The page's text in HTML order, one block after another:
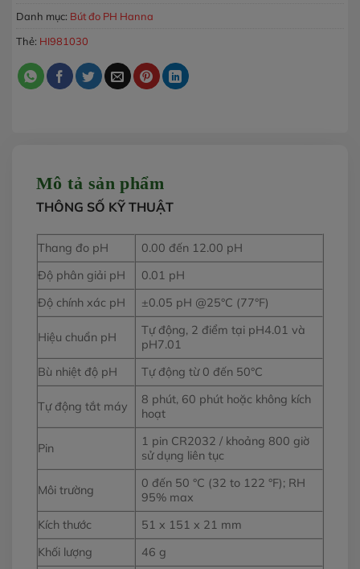
Danh mục: Bút đo PH Hanna
Thẻ: HI981030
Mô tả sản phẩm
THÔNG SỐ KỸ THUẬT
Thang đo pH
0.00 đến 12.00 pH
Độ phân giải pH
0.01 pH
Độ chính xác pH
±0.05 pH @25°C (77°F)
Hiệu chuẩn pH
Tự động, 2 điểm tại pH4.01 và
pH7.01
Bù nhiệt độ pH
Tự động từ 0 đến 50°C
Tự động tắt máy
8 phút, 60 phút hoặc không kích
hoạt
Pin
1 pin CR2032 / khoảng 800 giờ
sử dụng liên tục
Môi trường
0 đến 50 °C (32 to 122 °F); RH
95% max
Kích thước
51 x 151 x 21 mm
Khối lượng
46 g